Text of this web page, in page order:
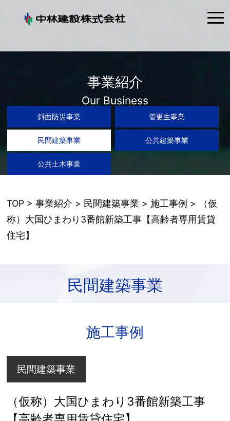
事業紹介
Our Business
斜面防災事業 管更生事業
民間建築事業 公共建築事業
公共土木事業
TOP >事業紹介 > 民間建築事業 >施工事例 > （仮
称）大国ひまわり3番館新築工事【高齢者専用賃貸
住宅】
民間建築事業
施工事例
民間建築事業
（仮称）大国ひまわり3番館新築工事